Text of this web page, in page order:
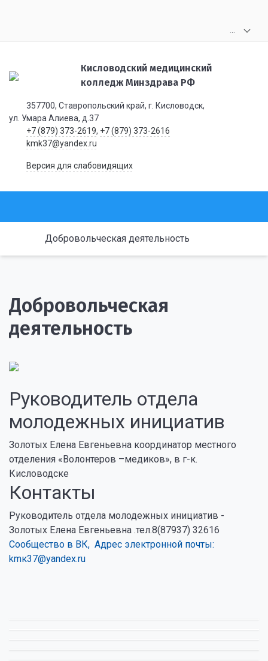
Кисловодский медицинский
колледж Минздрава РФ
357700, Ставропольский край, г. Кисловодск,
ул. Умара Алиева, д.37
+7 (879) 373-2619, +7 (879) 373-2616
kmk37@yandex.ru
Версия для слабовидящих
Добровольческая деятельность
Добровольческая
деятельность
Руководитель отдела
молодежных инициатив
Золотых Елена Евгеньевна координатор местного
отделения «Волонтеров –медиков», в г-к.
Кисловодске
Контакты
Руководитель отдела молодежных инициатив -
Золотых Елена Евгеньевна .тел.8(87937) 32616
Сообщество в ВК, Адрес электронной почты:
kmк37@yandex.ru